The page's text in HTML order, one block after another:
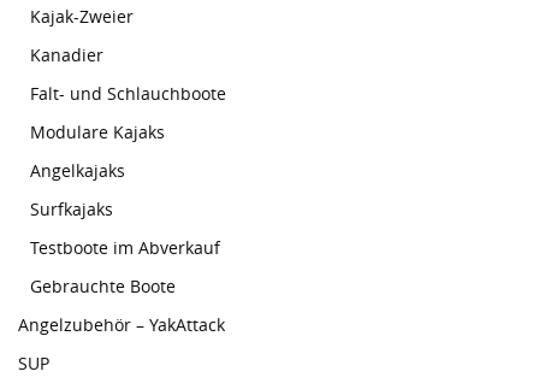
Kajak-Zweier
Kanadier
Falt- und Schlauchboote
Modulare Kajaks
Angelkajaks
Surfkajaks
Testboote im Abverkauf
Gebrauchte Boote
Angelzubehör – YakAttack
SUP